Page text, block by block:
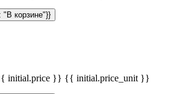
{{!addCart ? "В корзину" : "В корзине"}}
initial.price }} {{ initial.price_unit }}